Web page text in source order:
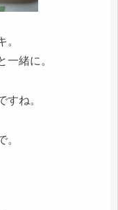
。
一緒に。
すね。
。